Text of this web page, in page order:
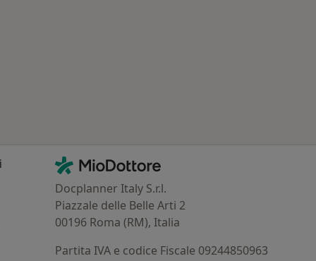
Contatti
MioDottore - Homepage
Docplanner Italy S.r.l.
Piazzale delle Belle Arti 2
00196 Roma (RM), Italia
Partita IVA e codice Fiscale 09244850963